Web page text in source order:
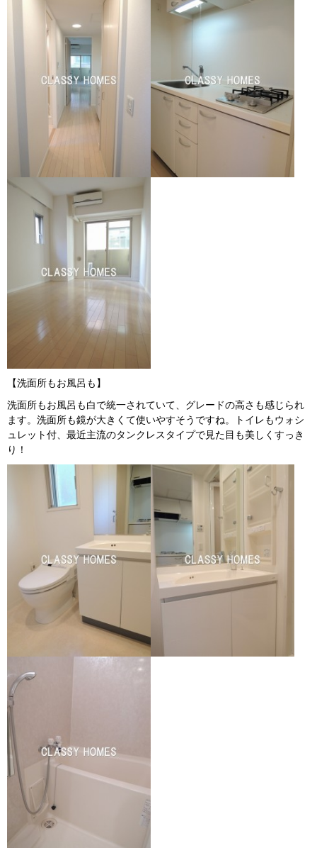
【洗面所もお風呂も】
洗面所もお風呂も白で統一されていて、グレードの高さも感じられ
ます。洗面所も鏡が大きくて使いやすそうですね。トイレもウォシ
ュレット付、最近主流のタンクレスタイプで見た目も美しくすっき
り！